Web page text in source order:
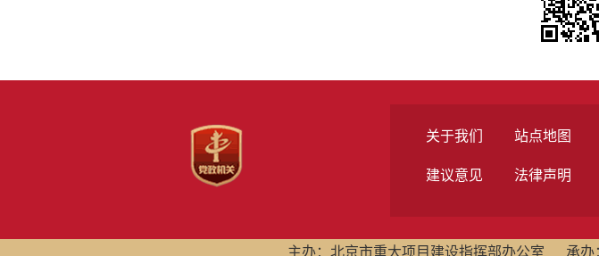
关于我们 站点地图
建议意见 法律声明
主办：北京市重大项目建设指挥部办公室 承办